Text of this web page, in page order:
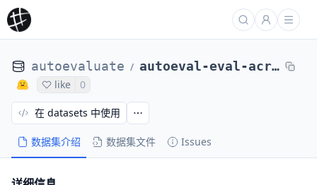
autoevaluate / autoeval-eval-acronym_identification-default-684f5b-66055145573
like 0
数据集介绍 数据集文件 Issues
在 datasets 中使用